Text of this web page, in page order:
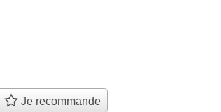
Je recommande